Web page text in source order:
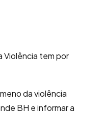
Violência tem por
da violência
BH e informar a